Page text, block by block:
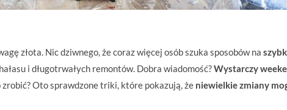
złota. Nic dziwnego, że coraz więcej osób szuka sposobów na
i długotrwałych remontów. Dobra wiadomość?Wystarczy
zrobić? Oto sprawdzone triki, które pokazują, że niewielkie zmiany